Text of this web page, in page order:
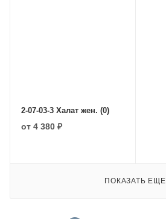
2-07-03-3 Халат жен. (0)
от 4 380 ₽
ПОКАЗАТЬ ЕЩЕ